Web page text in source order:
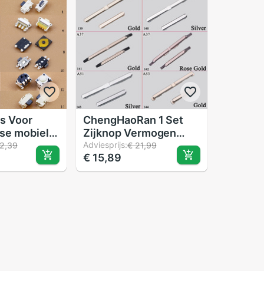
Voor
mobiele
knop
ChengHaoRan 1 Set
Zijknop Vermogen
Volume Key
Vervangende
onderdelen Voor
Adviesprijs:€ 21,99
€ 15,89